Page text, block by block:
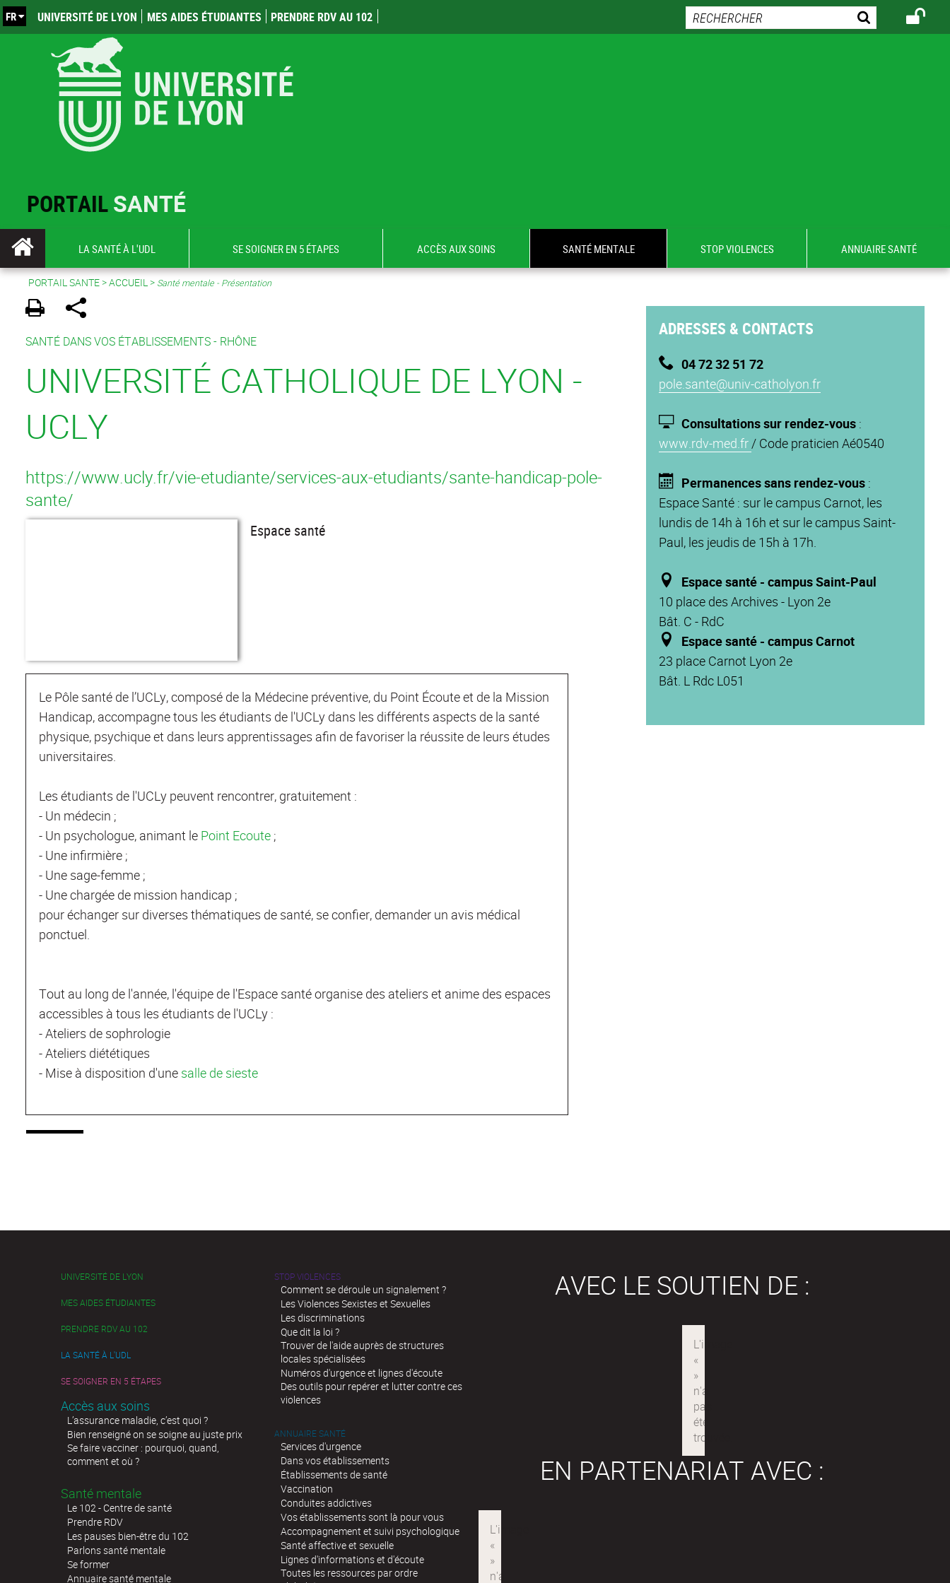
PORTAILSANTÉ
UNIVERSITÉ DE LYON MES AIDES ÉTUDIANTES PRENDRE RDV AU 102
FR
LA SANTÉ À L'UDL SE SOIGNER EN 5 ÉTAPES ACCÈS AUX SOINS SANTÉ MENTALE STOP VIOLENCES ANNUAIRE SANTÉ
PORTAIL SANTE>ACCUEIL> Santé mentale - Présentation
SANTÉ DANS VOS ÉTABLISSEMENTS - RHÔNE
UNIVERSITÉ CATHOLIQUE DE LYON -
UCLY
https://www.ucly.fr/vie-etudiante/services-aux-etudiants/sante-handicap-pole-
sante/
Espace santé
Le Pôle santé de l’UCLy, composé de la Médecine préventive, du Point Écoute et de la Mission
Handicap, accompagne tous les étudiants de l'UCLy dans les différents aspects de la santé
physique, psychique et dans leurs apprentissages afin de favoriser la réussite de leurs études
universitaires.
Les étudiants de l'UCLy peuvent rencontrer, gratuitement :
- Un médecin ;
- Un psychologue, animant le Point Ecoute ;
- Une infirmière ;
- Une sage-femme ;
- Une chargée de mission handicap ;
pour échanger sur diverses thématiques de santé, se confier, demander un avis médical
ponctuel.
Tout au long de l'année, l'équipe de l'Espace santé organise des ateliers et anime des espaces
accessibles à tous les étudiants de l'UCLy :
- Ateliers de sophrologie
- Ateliers diététiques
- Mise à disposition d'une salle de sieste
ADRESSES & CONTACTS
0472 32 51 72
pole.sante@univ-catholyon.fr
Consultationssur rendez-vous :
www.rdv-med.fr/ Code praticien Aé0540
Permanences sans rendez-vous :
Espace Santé : sur le campus Carnot, les
lundis de 14h à 16h et sur le campus Saint-
Paul, les jeudis de 15h à 17h.
Espace santé - campus Saint-Paul
10 place des Archives - Lyon 2e
Bât. C - RdC
Espace santé - campus Carnot
23 place Carnot Lyon 2e
Bât. L Rdc L051
UNIVERSITÉ DE LYON
MES AIDES ÉTUDIANTES
PRENDRE RDV AU 102
LA SANTÉ À L'UDL
SE SOIGNER EN 5 ÉTAPES
Accès aux soins
L’assurance maladie, c’est quoi ?
Bien renseigné on se soigne au juste prix
Se faire vacciner : pourquoi, quand,
comment et où ?
Santé mentale
Le 102 - Centre de santé
Prendre RDV
Les pauses bien-être du 102
Parlons santé mentale
Se former
Annuaire santé mentale
STOP VIOLENCES
Comment se déroule un signalement ?
Les Violences Sexistes et Sexuelles
Les discriminations
Que dit la loi ?
Trouver de l'aide auprès de structures
locales spécialisées
Numéros d'urgence et lignes d'écoute
Des outils pour repérer et lutter contre ces
violences
ANNUAIRE SANTÉ
Services d'urgence
Dans vos établissements
Établissements de santé
Vaccination
Conduites addictives
Vos établissements sont là pour vous
Accompagnement et suivi psychologique
Santé affective et sexuelle
Lignes d'informations et d'écoute
Toutes les ressources par ordre
AVEC LE SOUTIEN DE :
EN PARTENARIAT AVEC :